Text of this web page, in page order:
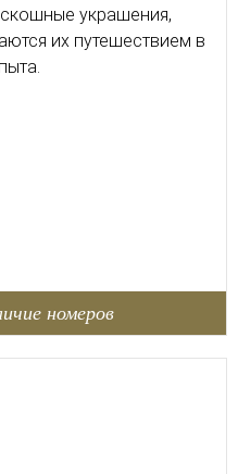
украшения,
их путешествием в
номеров